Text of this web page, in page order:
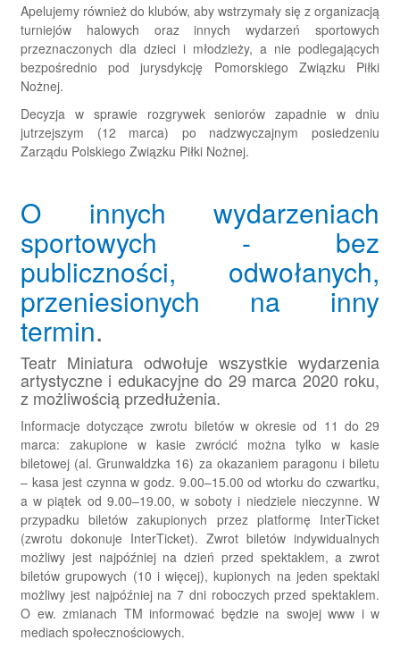
Apelujemy również do klubów, aby wstrzymały się z organizacją
turniejów halowych oraz innych wydarzeń sportowych
przeznaczonych dla dzieci i młodzieży, a nie podlegających
bezpośrednio pod jurysdykcję Pomorskiego Związku Piłki
Nożnej.
Decyzja w sprawie rozgrywek seniorów zapadnie w dniu
jutrzejszym (12 marca) po nadzwyczajnym posiedzeniu
Zarządu Polskiego Związku Piłki Nożnej.
O innych wydarzeniach
sportowych - bez
publiczności, odwołanych,
przeniesionych na inny
termin.
Teatr Miniatura odwołuje wszystkie wydarzenia
artystyczne i edukacyjne do 29 marca 2020 roku,
z możliwością przedłużenia.
Informacje dotyczące zwrotu biletów w okresie od 11 do 29
marca: zakupione w kasie zwrócić można tylko w kasie
biletowej (al. Grunwaldzka 16) za okazaniem paragonu i biletu
– kasa jest czynna w godz. 9.00–15.00 od wtorku do czwartku,
a w piątek od 9.00–19.00, w soboty i niedziele nieczynne. W
przypadku biletów zakupionych przez platformę InterTicket
(zwrotu dokonuje InterTicket). Zwrot biletów indywidualnych
możliwy jest najpóźniej na dzień przed spektaklem, a zwrot
biletów grupowych (10 i więcej), kupionych na jeden spektakl
możliwy jest najpóźniej na 7 dni roboczych przed spektaklem.
O ew. zmianach TM informować będzie na swojej www i w
mediach społecznościowych.